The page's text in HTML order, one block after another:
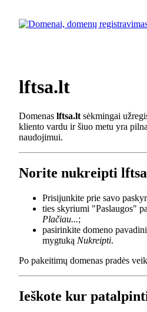
lftsa.lt
Domenas lftsa.lt sėkmingai
kliento vardu ir šiuo metu yra
naudojimui.
Norite nukreipti
Prisijunkite prie savo
ties skyriumi "Paslaugos"
Plačiau...;
pasirinkite domeno
mygtuką Nukreipti.
Po pakeitimų domenas pradės
Ieškote kur